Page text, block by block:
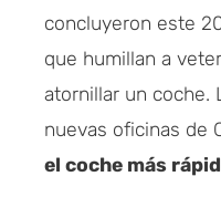
concluyeron este
que humillan a
atornillar un coche.
nuevas oficinas de
el coche más